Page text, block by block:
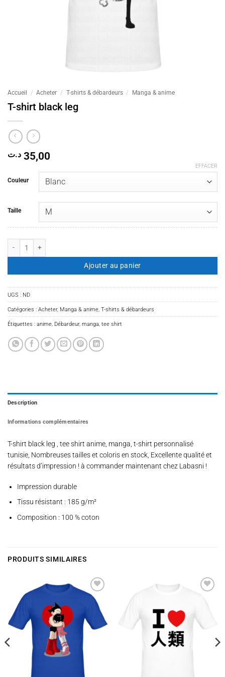
Accueil / Acheter / T-shirts & débardeurs / Manga & anime
T-shirt black leg
35,00 د.ت
Couleur
Taille
EFFACER
Ajouter au panier
UGS : ND
Catégories : Acheter, Manga & anime, T-shirts & débardeurs
Étiquettes : anime, Débardeur, manga, tee shirt
Description
Informations complémentaires
T-shirt black leg , tee shirt anime, manga, t-shirt personnalisé
tunisie, Nombreuses tailles et coloris en stock, Excellente qualité et
résultats d’impression ! à commander maintenant chez Labasni !
Impression durable
Tissu résistant : 185 g/m²
Composition : 100 % coton
PRODUITS SIMILAIRES
Ajouter
à la
wishlist